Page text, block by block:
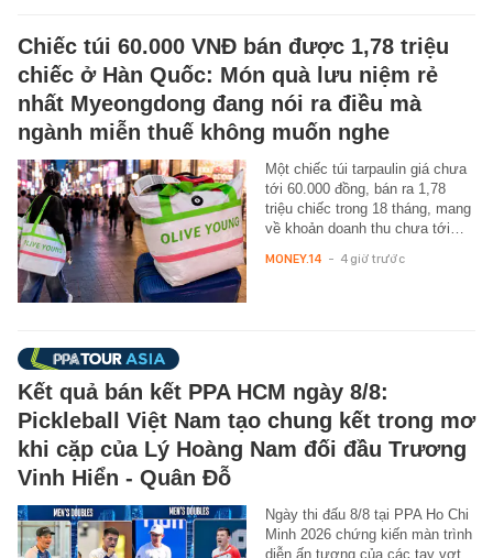
Chiếc túi 60.000 VNĐ bán được 1,78 triệu
chiếc ở Hàn Quốc: Món quà lưu niệm rẻ
nhất Myeongdong đang nói ra điều mà
ngành miễn thuế không muốn nghe
Một chiếc túi tarpaulin giá chưa
tới 60.000 đồng, bán ra 1,78
triệu chiếc trong 18 tháng, mang
về khoản doanh thu chưa tới…
MONEY.14 - 4 giờ trước
Kết quả bán kết PPA HCM ngày 8/8:
Pickleball Việt Nam tạo chung kết trong mơ
khi cặp của Lý Hoàng Nam đối đầu Trương
Vinh Hiển - Quân Đỗ
Ngày thi đấu 8/8 tại PPA Ho Chi
Minh 2026 chứng kiến màn trình
diễn ấn tượng của các tay vợt